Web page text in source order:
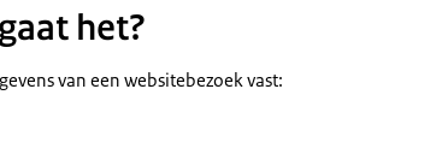
het?
van een websitebezoek vast: